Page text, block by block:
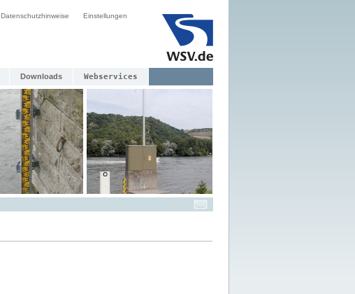
Datenschutzhinweise Einstellungen
Downloads Webservices